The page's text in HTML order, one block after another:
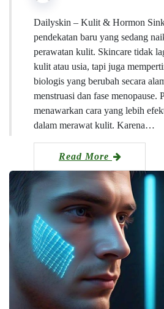
Dailyskin – Kulit & Hormon
pendekatan baru yang sedang
perawatan kulit. Skincare tidak
kulit atau usia, tapi juga
biologis yang berubah secara
menstruasi dan fase menopause.
menawarkan cara yang lebih
dalam merawat kulit. Karena…
Read More